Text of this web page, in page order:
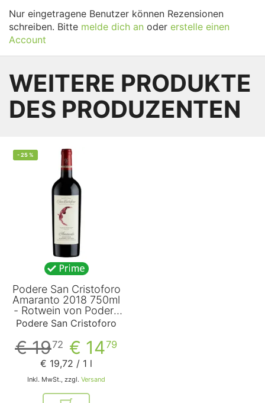
Nur eingetragene Benutzer können Rezensionen
schreiben. Bitte melde dich an oder erstelle einen
Account
WEITERE PRODUKTE
DES PRODUZENTEN
-25%
Podere San Cristoforo
Amaranto 2018 750ml
- Rotwein von Podere
San Cristoforo
Podere San Cristoforo
€ 1479
€ 1972
Inkl. MwSt., zzgl. Versand
€ 19,72 / 1 l